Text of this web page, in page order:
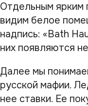
Отдельным ярким
видим белое
надпись: «Bath
них появляются
Далее мы
русской мафии.
нее ставки. Ее